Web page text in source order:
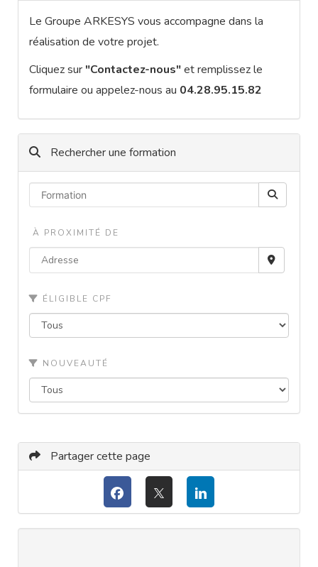
Le Groupe ARKESYS vous accompagne dans la
réalisation de votre projet.
Cliquez sur "Contactez-nous"et remplissez le
formulaire ou appelez-nous au 04.28.95.15.82
Rechercher une formation
À PROXIMITÉ DE
ÉLIGIBLE CPF
NOUVEAUTÉ
Partager cette page